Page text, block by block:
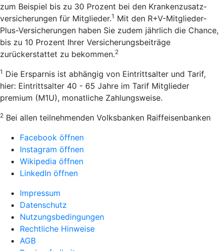
zum Beispiel bis zu 30 Prozent bei den Kranken­zusatz­
versicherungen für Mitglieder.1 Mit den R+V-Mitglieder-
Plus-Versicherungen haben Sie zudem jährlich die Chance,
bis zu 10 Prozent Ihrer Versicherungsbeiträge
zurückerstattet zu bekommen.2
1 Die Ersparnis ist abhängig von Eintrittsalter und Tarif,
hier: Eintrittsalter 40 - 65 Jahre im Tarif Mitglieder
premium (M1U), monatliche Zahlungsweise.
2 Bei allen teilnehmenden Volksbanken Raiffeisenbanken
Facebook öffnen
Instagram öffnen
Wikipedia öffnen
LinkedIn öffnen
Impressum
Datenschutz
Nutzungsbedingungen
Rechtliche Hinweise
AGB